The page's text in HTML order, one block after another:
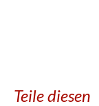
Teile diesen